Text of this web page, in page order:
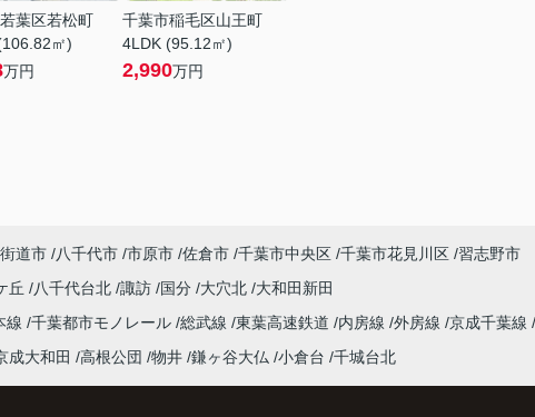
葉区若松町
㎡)
万円
千葉市稲毛区山王町
4LDK (95.12㎡)
2,990万円
道市 八千代市 市原市 佐倉市 千葉市中央区 千葉市花見川区 習志野市
丘
八千代台北 諏訪 国分 大穴北 大和田新田
線 千葉都市モノレール 総武線 東葉高速鉄道 内房線 外房線 京成千葉線
成大和田
高根公団 物井 鎌ヶ谷大仏 小倉台 千城台北